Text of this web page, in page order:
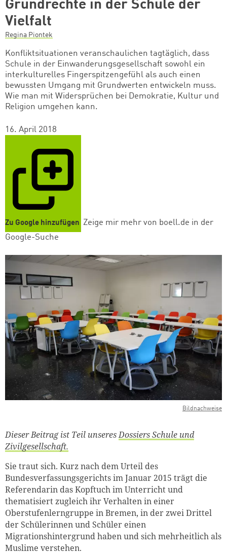
Grundrechte in der Schule der
Vielfalt
Regina Piontek
Konfliktsituationen veranschaulichen tagtäglich, dass
Schule in der Einwanderungsgesellschaft sowohl ein
interkulturelles Fingerspitzengefühl als auch einen
bewussten Umgang mit Grundwerten entwickeln muss.
Wie man mit Widersprüchen bei Demokratie, Kultur und
Religion umgehen kann.
16. April 2018
Zu Google hinzufügen Zeige mir mehr von boell.de in der
Google-Suche
Bildnachweise
Dieser Beitrag ist Teil unseresDossiers Schule und
Zivilgesellschaft.
Sie traut sich. Kurz nach dem Urteil des
Bundesverfassungsgerichts im Januar 2015 trägt die
Referendarin das Kopftuch im Unterricht und
thematisiert zugleich ihr Verhalten in einer
Oberstufenlerngruppe in Bremen, in der zwei Drittel
der Schülerinnen und Schüler einen
Migrationshintergrund haben und sich mehrheitlich als
Muslime verstehen.